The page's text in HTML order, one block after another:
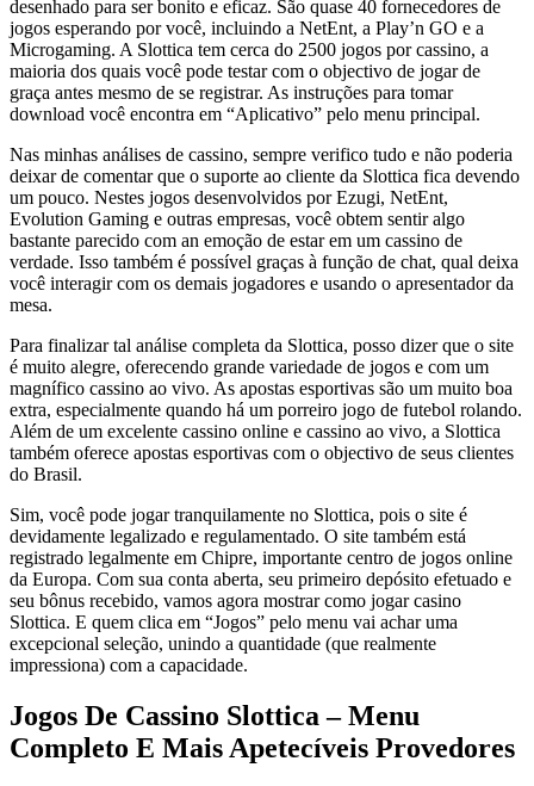
desenhado para ser bonito e eficaz. São quase 40 fornecedores de
jogos esperando por você, incluindo a NetEnt, a Play’n GO e a
Microgaming. A Slottica tem cerca do 2500 jogos por cassino, a
maioria dos quais você pode testar com o objectivo de jogar de
graça antes mesmo de se registrar. As instruções para tomar
download você encontra em “Aplicativo” pelo menu principal.
Nas minhas análises de cassino, sempre verifico tudo e não poderia
deixar de comentar que o suporte ao cliente da Slottica fica devendo
um pouco. Nestes jogos desenvolvidos por Ezugi, NetEnt,
Evolution Gaming e outras empresas, você obtem sentir algo
bastante parecido com an emoção de estar em um cassino de
verdade. Isso também é possível graças à função de chat, qual deixa
você interagir com os demais jogadores e usando o apresentador da
mesa.
Para finalizar tal análise completa da Slottica, posso dizer que o site
é muito alegre, oferecendo grande variedade de jogos e com um
magnífico cassino ao vivo. As apostas esportivas são um muito boa
extra, especialmente quando há um porreiro jogo de futebol rolando.
Além de um excelente cassino online e cassino ao vivo, a Slottica
também oferece apostas esportivas com o objectivo de seus clientes
do Brasil.
Sim, você pode jogar tranquilamente no Slottica, pois o site é
devidamente legalizado e regulamentado. O site também está
registrado legalmente em Chipre, importante centro de jogos online
da Europa. Com sua conta aberta, seu primeiro depósito efetuado e
seu bônus recebido, vamos agora mostrar como jogar casino
Slottica. E quem clica em “Jogos” pelo menu vai achar uma
excepcional seleção, unindo a quantidade (que realmente
impressiona) com a capacidade.
Jogos De Cassino Slottica – Menu
Completo E Mais Apetecíveis Provedores